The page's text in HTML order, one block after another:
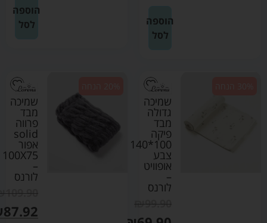
הוספה
לסל
הוספה
לסל
שמיכה
גדולה
מבד
פיקה
100*140
צבע
אופוויט
–
לורנס
₪99.90
שמיכה
מבד
פרווה
solid
אפור
100X75
–
לורנס
109.90
87.92